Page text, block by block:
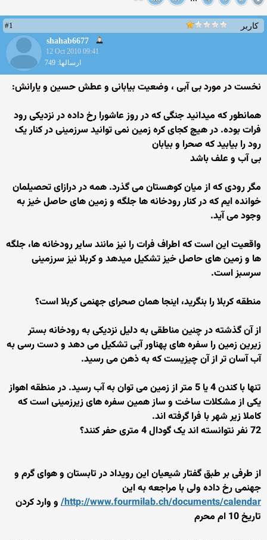
کاربر
#1
shahab6677
12 Oct 2010 09:41
ارسالها: 749
نخست در مورد بی آبی ، وضعیت بیابانی و عطش حسین و یارانش:
همانطور که میدانید جنگی که در روز عاشورا رخ داده در نزدیکی رود
فرات بوده. در هیچ کجای کره زمین نمی توانید سرزمینی در کنار یک
رود را بیابید که صحرا و بیابان
بی آب و علف باشد
مگر رودی که از میان کوهستان می گذرد. همه در درازای تحصیلمان
خوانده ایم که در کنار رودخانه ها جلگه و زمین های حاصل خیز به
وجود می آید.
واقعیت این است که اطراف فرات را نیز مانند سایر رودخانه ها، جلگه
ها و زمین های حاصل خیز تشکیل میدهد و کربلا نیز سرزمینی
سرسبز است.
منطقه کربلا را بنگرید، اینجا همان صحرای جهنمی کربلا است؟
از آن گذشته در چنین مناطقی به دلیل نزدیکی به رودخانه بستر
زیرین زمین را سفره های پهناور آبی تشکیل می دهد و دست رسی به
آب آسان تر از آن چیزیست که به ذهن می رسید.
تنها با کندن 4 یا 5 متر از زمین می توان به آب رسید. در منطقه اهواز
یکی از مشکلات ساخت و ساز همین سفره های زیرزمینی است که
کاملا زیر شهر با فرا گرفته اند.
72 نفر نتوانسته اند یک گودال 4 متری حفر کنند؟
از طرفی بر طبق گفتار شیعیان این رویداد در تابستان و هوای گرم و
جهنمی رخ داده ولی با مراجعه به این
http://www.fourmilab.ch/documents/calendar/ و وارد کردن
تاریخ 10 ام محرم